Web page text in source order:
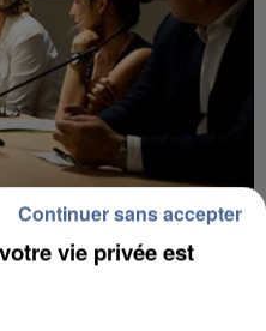
LANCE UN ÉLAN
vie privée est
Continuer sans accepter